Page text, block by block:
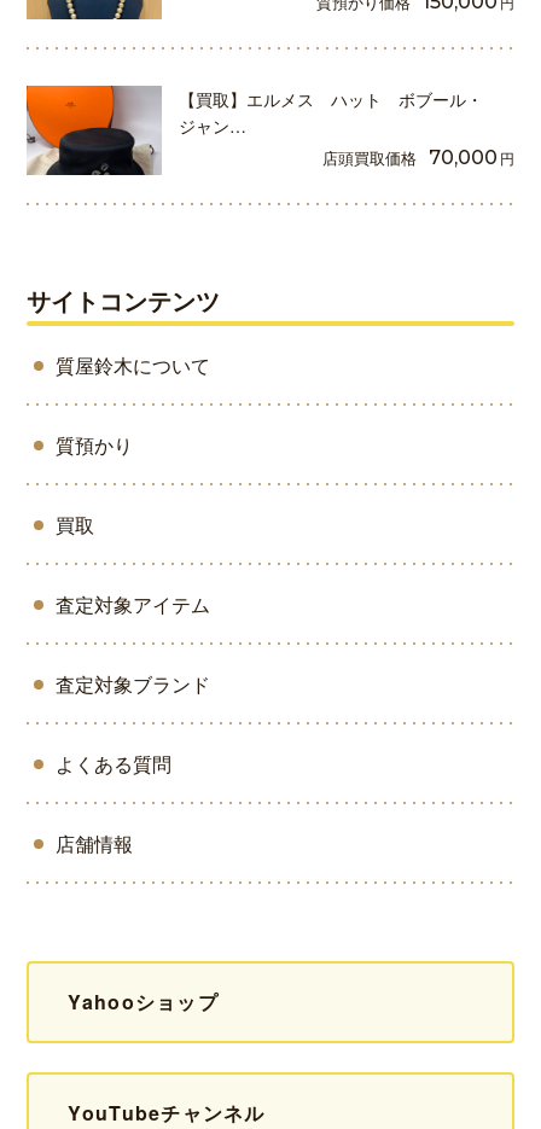
【買取】エルメス ハット ボブール・
ジャン…
店頭買取価格 70,000 円
サイトコンテンツ
質屋鈴木について
質預かり
買取
査定対象アイテム
査定対象ブランド
よくある質問
店舗情報
Yahooショップ
YouTubeチャンネル